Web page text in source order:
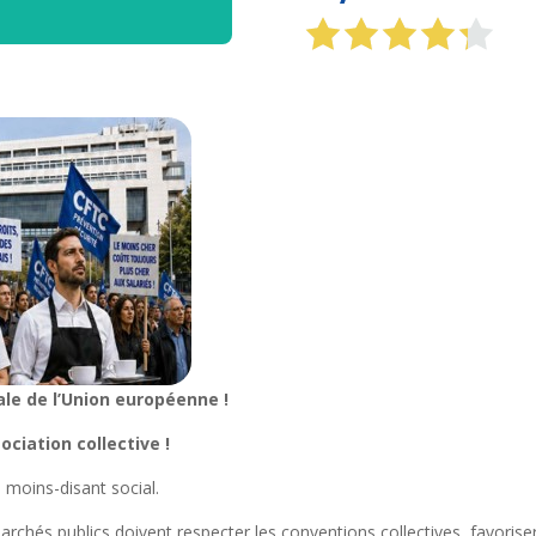
de l’Union européenne !
collective !
moins-disant social.